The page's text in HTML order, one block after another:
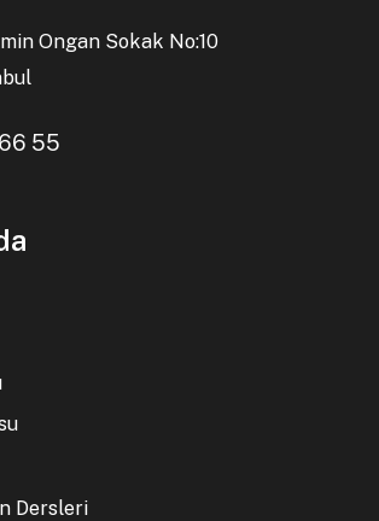
Ongan Sokak No:10
55
Dersleri